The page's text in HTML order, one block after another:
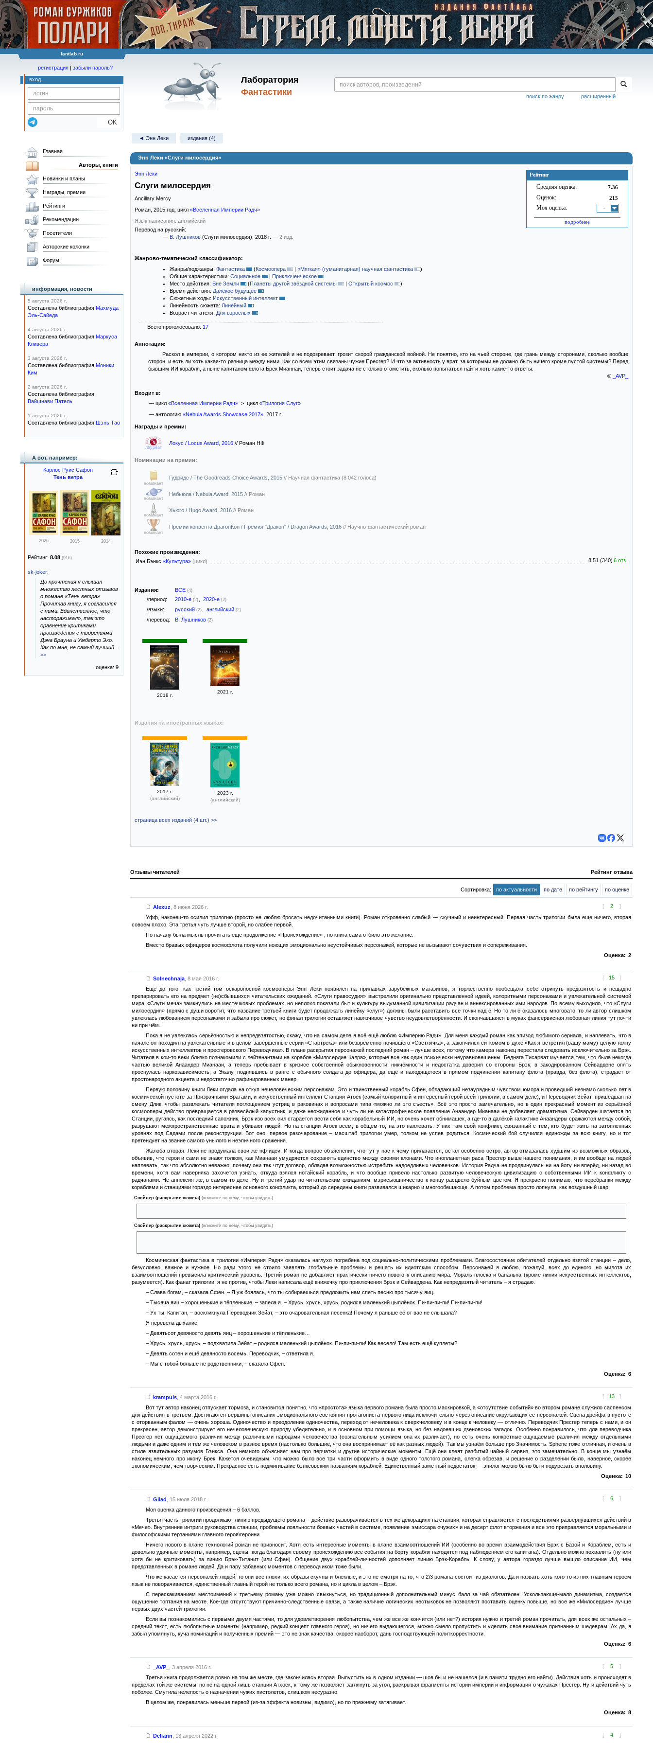
fantlab ru
Лаборатория
Фантастики
расширенный
поиск по жанру
регистрация | забыли пароль?
вход
OK
◄ Энн Леки издания (4)
Энн Леки «Слуги милосердия»
Рейтинг
Средняя оценка: 7.36
Оценок: 215
Моя оценка: -
подробнее
Энн Леки
Слуги милосердия
Ancillary Mercy
Роман, 2015 год; цикл «Вселенная Империи Радч»
Язык написания: английский
Перевод на русский:
— В. Лушников (Слуги милосердия); 2018 г. — 2 изд.
Жанрово-тематический классификатор:
Жанры/поджанры: Фантастика (Космоопера | «Мягкая» (гуманитарная) научная фантастика
)
Общие характеристики: Социальное | Приключенческое
Место действия: Вне Земли (Планеты другой звёздной системы | Открытый космос
)
Время действия: Далёкое будущее
Сюжетные ходы: Искусственный интеллект
Линейность сюжета: Линейный
Возраст читателя: Для взрослых
Всего проголосовало: 17
Аннотация:
Раскол в империи, о котором никто из ее жителей и не подозревает, грозит скорой гражданской войной. Не понятно, кто на чьей стороне, где грань между сторонами, сколько вообще
сторон, и есть ли хоть какая-то разница между ними. Как со всем этим связаны чужие Пресгер? И что за активность у врат, за которыми не должно быть ничего кроме пустой системы? Перед
бывшим ИИ корабля, а ныне капитаном флота Брек Мианнаи, теперь стоит задача не столько отомстить, сколько попытаться найти хоть какие-то ответы.
©
_AVP_
Входит в:
— цикл «Вселенная Империи Радч»> цикл «Трилогия Слуг»
— антологию «Nebula Awards Showcase 2017», 2017 г.
Награды и премии:
лауреат
Локус / Locus Award, 2016 // Роман НФ
Номинации на премии:
номинант
Гудридс / The Goodreads Choice Awards, 2015 // Научная фантастика (8 042 голоса)
номинант
Небьюла / Nebula Award, 2015 // Роман
номинант
Хьюго / Hugo Award, 2016 // Роман
номинант
Премии конвента ДрагонКон / Премия "Дракон" / Dragon Awards, 2016 // Научно-фантастический роман
Похожие произведения:
Иэн Бэнкс «Культура» (цикл) 8.51 (340) 6 отз.
Издания: ВСЕ (4)
/период: 2010-е (2) 2020-е (2)
/языки: русский (2) английский (2)
/перевод: В. Лушников (2)
2018 г.
2021 г.
Издания на иностранных языках:
2017 г.
(английский)
2023 г.
(английский)
страница всех изданий (4 шт.) >>
Отзывы читателей Рейтинг отзыва
Сортировка: по актуальности по дате по рейтингу по оценке
[ 2 ]
Alexuz 8 июня 2026 г.
Уфф, наконец-то осилил трилогию (просто не люблю бросать недочитанными книги). Роман откровенно слабый — скучный и неинтересный. Первая часть трилогии была еще ничего, вторая
совсем плохо. Эта третья чуть лучше второй, но слабее первой.
По началу была мысль прочитать еще продолжение «Происхождение» , но книга сама отбило это желание.
Вместо бравых офицеров космофлота получили ноющих эмоционально неустойчивых персонажей, которые не вызывают сочувствия и сопереживания.
Оценка: 2
[ 15 ]
Solnechnaja, 8 мая 2016 г.
Ещё до того, как третий том оскароносной космооперы Энн Леки появился на прилавках зарубежных магазинов, я торжественно пообещала себе отринуть предвзятость и нещадно
препарировать его на предмет (не)сбывшихся читательских ожиданий. «Слуги правосудия» выстрелили оригинально представленной идеей, колоритными персонажами и увлекательной системой
мира. «Слуги меча» замкнулись на местечковых проблемах, но неплохо показали быт и культуру выдуманной цивилизации радчан и аннексированных ими народов. По всему выходило, что «Слуги
милосердия» (прямо с души воротит, что название третьей книги будет продолжать линейку «слуг») должны были расставить все точки над ё. Но то ли ё оказалось многовато, то ли автор слишком
увлеклась любованием персонажами и забыла про сюжет, но финал трилогии оставляет навязчивое чувство неудовлетворённости. И скончавшаяся в муках фансервисная любовная линия тут почти
ни при чём.
Пока я не увлеклась серьёзностью и непредвзятостью, скажу, что на самом деле я всё ещё люблю «Империю Радч». Для меня каждый роман как эпизод любимого сериала, и наплевать, что в
начале он походил на увлекательные и в целом завершенные серии «Стартрека» или безвременно почившего «Светлячка», а закончился ситкомом в духе «Как я встретил (вашу маму) целую толпу
искусственных интеллектов и пресгеровского Переводчика». В плане раскрытия персонажей последний роман – лучше всех, потому что камера наконец перестала следовать исключительно за Брэк.
Читателя в кои-то веки близко познакомили с лейтенантами на корабле «Милосердие Калра», которые все как один психически неуравновешенны. Бедняга Тисарват мучается тем, что была некогда
частью великой Анаандер Мианааи, а теперь пребывает в кризисе собственной обыкновенности, никчёмности и недостатка доверия со стороны Брэк; в закодированном Сейвардене опять
проснулась наркозависимость; а Экалу, поднявшись в ранге с обычного солдата до офицера, да ещё и находящегося в прямом подчинении капитану флота (правда, без флота), страдает от
простонародного акцента и недостаточно рафинированных манер.
Первую половину книги Леки отдала на откуп нечеловеческим персонажам. Это и таинственный корабль Сфен, обладающий незаурядным чувством юмора и проведший незнамо сколько лет в
космической пустоте за Призрачными Вратами, и искусственный интеллект Станции Атоек (самый колоритный и интересный герой всей трилогии, в самом деле), и Переводчик Зейат, пришедшая на
смену Длик, чтобы развлекать читателя поглощением устриц в раковинах и вопросами типа «можно ли это съесть». Всё это просто замечательно, но в один прекрасный момент из серьёзной
космооперы действо превращается в развесёлый капустник, и даже неожиданное и чуть ли не катастрофическое появление Анаандер Мианааи не добавляет драматизма. Сейварден шатается по
Станции, ругаясь, как последний сапожник, Брэк изо всех сил старается вести себя как корабельный ИИ, но очень хочет обнимашек, а где-то в далёкой галактике Анаандеры сражаются между собой,
разрушают межпространственные врата и убивают людей. Но на станции Атоек всем, в общем-то, на это наплевать. У них там свой конфликт, связанный с тем, кто будет жить на затопленных
уровнях под Садами после реконструкции. Вот оно, первое разочарование – масштаб трилогии умер, толком не успев родиться. Космический бой случился единожды за всю книгу, но и тот
претендует на звание самого унылого и неэпичного сражения.
Жалоба вторая: Леки не продумала свои же нф-идеи. И когда вопрос объяснения, что тут у нас к чему прилагается, встал особенно остро, автор отмазалась худшим из возможных образов,
объявив, что герои и сами не знают толком, как Мианааи умудряется сохранять единство между своими клонами. Что инопланетная раса Пресгер выше нашего понимания, и им вообще на людей
наплевать, так что абсолютно неважно, почему они так чтут договор, обладая возможностью истребить надоедливых человечков. История Радча не продвинулась ни на йоту ни вперёд, ни назад во
времени, хотя вам наверняка захочется узнать, откуда взялся нотайский корабль, и что вообще привело настолько развитую человеческую цивилизацию с собственными ИИ к конфликту с
радчанами. Не аннексия же, в самом-то деле. Ну и третий удар по читательским ожиданиям: мэрисьюшничество к концу расцвело буйным цветом. Я прекрасно понимаю, что перебранки между
кораблями и станциями гораздо интереснее основного конфликта, который до середины книги развивался шикарно и многообещающе. А потом проблема просто лопнула, как воздушный шар.
Спойлер (раскрытие сюжета) (кликните по нему, чтобы увидеть)
Спойлер (раскрытие сюжета) (кликните по нему, чтобы увидеть)
Космическая фантастика в трилогии «Империя Радч» оказалась наглухо погребена под социально-политическими проблемами. Благосостояние обитателей отдельно взятой станции – дело,
безусловно, важное и нужное. Но ради этого не стоило заявлять глобальные проблемы и решать их идиотским способом. Персонажей я люблю, пожалуй, всех до единого, но милота их
взаимоотношений превысила критический уровень. Третий роман не добавляет практически ничего нового к описанию мира. Мораль плоска и банальна (кроме линии искусственных интеллектов,
разумеется). Как фанат трилогии, я не против, чтобы Леки написала ещё книжечку про приключения Брэк и Сейвардена. Как непредвзятый читатель – я страдаю.
– Слава богам, – сказала Сфен. – Я уж боялась, что ты собираешься предложить нам спеть песню про тысячу яиц.
– Тысяча яиц – хорошенькие и тёпленькие, – запела я. – Хрусь, хрусь, хрусь, родился маленький цыплёнок. Пи-пи-пи-пи! Пи-пи-пи-пи!
– Ух ты, Капитан, – воскликнула Переводчик Зейат, – это очаровательная песенка! Почему я раньше её от вас не слышала?
Я перевела дыхание.
– Девятьсот девяносто девять яиц – хорошенькие и тёпленькие…
– Хрусь, хрусь, хрусь, – подхватила Зейат – родился маленький цыплёнок. Пи-пи-пи-пи! Как весело! Там есть ещё куплеты?
– Девять сотен и ещё девяносто восемь, Переводчик, – ответила я.
– Мы с тобой больше не родственники, – сказала Сфен.
Оценка: 6
[ 13 ]
krampuls, 4 марта 2016 г.
Вот тут автор наконец отпускает тормоза, и становится понятно, что «простота» языка первого романа была просто маскировкой, а «отсутствие событий» во втором романе служило саспенсом
для действия в третьем. Достигаются вершины описания эмоционального состояния протагониста-первого лица исключительно через описание окружающих её персонажей. Сцена дрейфа в пустоте
с оторванным фалом — очень хороша. Одиночество и преодоление одиночества, переход от нечеловека к сверхчеловеку и в конце к человеку — отлично. Переводчик Пресгер теперь с нами, и он
прекрасен, автор демонстрирует его нечеловеческую природу убедительно, и в основном при помощи языка, но без надоевших дзеновских загадок. Особенно понравилось, что для переводчика
Пресгер нет ощущаемого различия между различными народами человечества (сознательным усилием она их различает), но есть очень конкретные ощущаемые различия между отдельными
людьми и даже одним и тем же человеком в разное время (настолько большие, что она воспринимает её как разных людей). Так мы узнаём больше про Значимость. Sphene тоже отличная, и очень в
стиле язвительных разумов Бэнкса. Она немного объясняет нам про перчатки и другие исторические моменты. Ещё они клеят разбитый чайный сервиз, это замечательно. В конце мы узнаём
наконец немного про икону Брек. Кажется очевидным, что можно было все три части оформить в виде одного толстого романа, слегка обрезав, и решение о разделении было, наверное, скорее
экономическим, чем творческим. Прекрасное есть подмигивание бэнксовским названиям кораблей. Единственный заметный недостаток — эпилог можно было бы и подурезать вполовину.
Оценка: 10
[ 6 ]
Gilad
15 июля 2018 г.
Моя оценка данного произведения – 6 баллов.
Третья часть трилогии продолжают линию предыдущего романа – действие разворачивается в тех же декорациях на станции, которая справляется с последствиями развернувшихся действий в
«Мече». Внутренние интриги руководства станции, проблемы лояльности боевых частей в системе, появление эмиссара «чужих» и на десерт флот вторжения и все это приправляется моральными и
философскими терзаниями главного героя\героини.
Ничего нового в плане технологий роман не привносит. Хотя есть интересные моменты в плане взаимоотношений ИИ (особенно во время взаимодействия Брэк с Базой и Кораблем, есть и
довольно удачные моменты, например, сцены, когда благодаря своему происхождению все события на борту корабля находятся под наблюдением его капитана). Отдельно можно похвалить (ну или
хотя бы не критиковать) за линию Брэк-Титанит (или Сфен). Общение двух кораблей-личностей дополняет линию Брэк-Корабль. К слову, у автора гораздо лучше вышло описание ИИ, чем
представленных в романе людей. Да и пару забавных моментов с переводчиком тоже были.
Что же касается персонажей-людей, то они все плохи, их образы скучны и блеклые, и это не смотря на то, что 2\3 романа состоит из диалогов. Да и назвать хоть кого-то из них главным героем
язык не поворачивается, единственный главный герой не только всего романа, но и цикла в целом – Брэк.
С перескакиванием местоимений к третьему роману уже можно свыкнуться, но традиционный дополнительный минус балл за чай обязателен. Ускользающе-мало динамизма, создается
ощущение топтания на месте. Кое-где отсутствуют причинно-следственные связи, а также наличие логических нестыковок не позволяют поставить оценку повыше, но все же «Милосердие» лучше
первых двух частей трилогии.
Если вы познакомились с первыми двумя частями, то для удовлетворения любопытства, чем же все же кончится (или нет?) история нужно и третий роман прочитать, для всех же остальных –
средний текст, есть любопытные моменты (например, редкий концепт главного героя), но ничего выдающегося, можно смело пропустить и уделить свое внимание признанным шедеврам. Ах да, я
забыл упомянуть, куча номинаций и полученных премий — это не знак качества, скорее наоборот, дань господствующей политкорректности.
Оценка: 6
[ 5 ]
_AVP_
3 апреля 2016 г.
Третья книга продолжается ровно на том же месте, где закончилась вторая. Выпустить их в одном издании — шов бы и не нашелся (и в памяти трудно его найти). Действия хоть и происходят в
пределах той же системы, но не на одной лишь станции Атхоек, к тому же позволяет заглянуть за угол, раскрывая фрагменты истории империи и информации о чужаках Пресгер. Ну и действий чуть
поболее. Смутила нелепость о назначении чужих пистолетов, слишком несуразно.
В целом же, понравилась меньше первой (из-за эффекта новизны, видимо), но по прежнему затягивает.
Оценка: 8
[ 4 ]
Deliann
13 апреля 2022 г.
Главная
Авторы, книги
Новинки и планы
Награды, премии
Рейтинги
Рекомендации
Посетители
Авторские колонки
Форум
информация, новости
5 августа 2026 г.
Составлена библиография Махмуда
Эль-Сайеда
4 августа 2026 г.
Составлена библиография Маркуса
Кливера
3 августа 2026 г.
Составлена библиография Моники
Ким
2 августа 2026 г.
Составлена библиография
Вайшнави Патель
1 августа 2026 г.
Составлена библиография Шэнь Тао
А вот, например:
Карлос Руис Сафон
Тень ветра
2026 2015 2014
Рейтинг: 8.08 (916)
sk-joker:
До прочтения я слышал
множество лестных отзывов
о романе «Тень ветра».
Прочитав книгу, я согласился
с ними. Единственное, что
настораживало, так это
сравнение критиками
произведения с творениями
Дэна Брауна и Умберто Эко.
Как по мне, не самый лучший
>>
оценка: 9